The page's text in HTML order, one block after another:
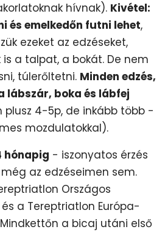
hívnak). Kivétel:
és emelkedőn futni lehet,
ezeket az edzéseket,
a talpat, a bokát. De nem
túlerőltetni. Minden edzés,
lábszár, boka és lábfej
plusz 4-5p, de inkább több -
mozdulatokkal).
hónapig - iszonyatos érzés
az edzéseimen sem.
Országos
a Tereptriatlon Európa-
a bicaj utáni első